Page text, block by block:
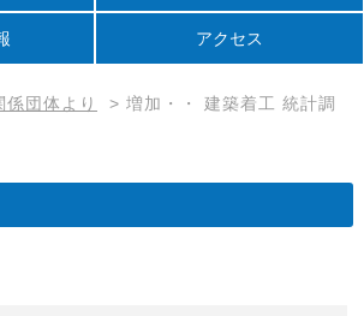
アクセス
係団体より > 増加・・ 建築着工 統計調